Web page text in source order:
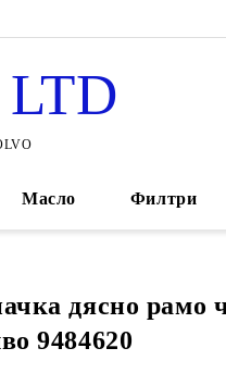
Масло Филтри
дясно рамо
9484620